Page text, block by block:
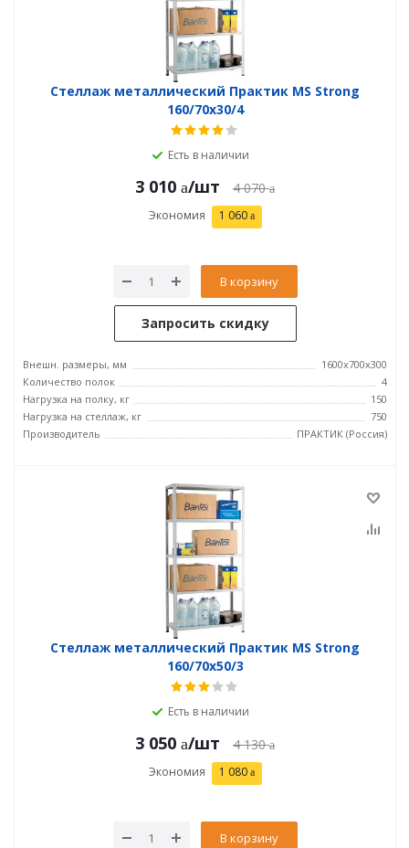
Стеллаж металлический Практик MS Strong
160/70x30/4
Есть в наличии
3 010 /шт 4 070
Экономия 1 060
В корзину
Запросить скидку
Внешн. размеры, мм
1600x700x300
Количество полок
4
Нагрузка на полку, кг
150
Нагрузка на стеллаж, кг
750
Производитель
ПРАКТИК (Россия)
Стеллаж металлический Практик MS Strong
160/70x50/3
Есть в наличии
3 050 /шт 4 130
Экономия 1 080
В корзину